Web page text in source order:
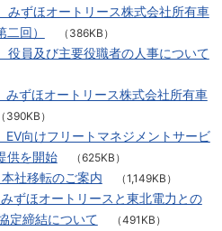
オートリース株式会社所有車
回）
（386KB）
び主要役職者の人事について
オートリース株式会社所有車
（390KB）
フリートマネジメントサービ
供を開始
（625KB）
移転のご案内 （1,149KB）
オートリースと東北電力との
定締結について
（491KB）